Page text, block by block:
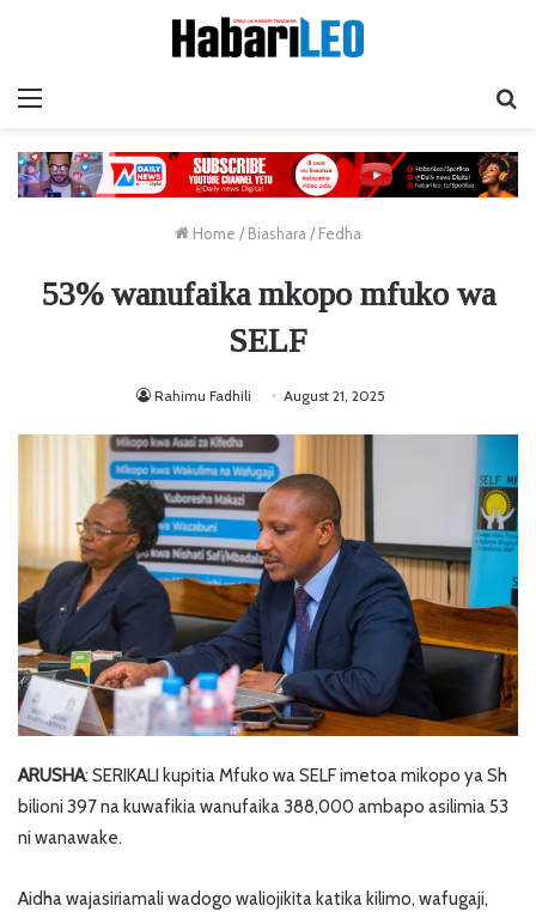
Home / Biashara/ Fedha
53% wanufaika mkopo mfuko wa
SELF
Rahimu Fadhili August 21, 2025
ARUSHA: SERIKALI kupitia Mfuko wa SELF imetoa mikopo ya Sh
bilioni 397 na kuwafikia wanufaika 388,000 ambapo asilimia 53
ni wanawake.
Aidha wajasiriamali wadogo waliojikita katika kilimo, wafugaji,